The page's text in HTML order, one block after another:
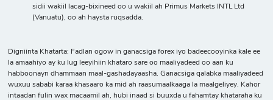
sidii wakiil lacag-bixineed oo u wakiil ah Primus Markets INTL Ltd
(Vanuatu), oo ah haysta ruqsadda.
Digniinta Khatarta: Fadlan ogow in ganacsiga forex iyo badeecooyinka kale ee
la amaahiyo ay ku lug leeyihiin khataro sare oo maaliyadeed oo aan ku
habboonayn dhammaan maal-gashadayaasha. Ganacsiga qalabka maaliyadeed
wuxuu sababi karaa khasaaro ka mid ah raasumaalkaaga la maalgeliyey. Kahor
intaadan fulin wax macaamil ah, hubi inaad si buuxda u fahamtay khataraha ku